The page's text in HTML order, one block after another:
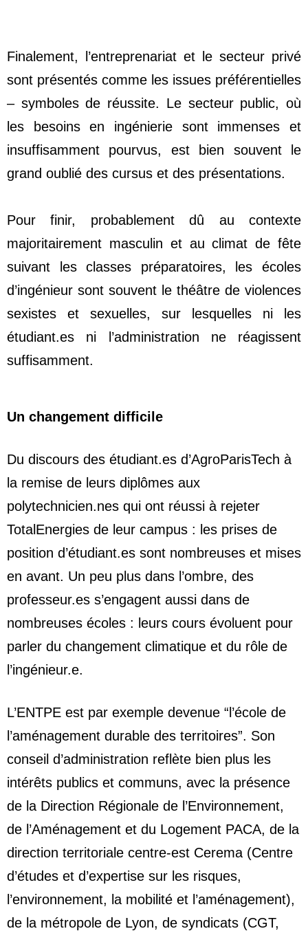
Finalement, l’entreprenariat et le secteur privé
sont présentés comme les issues préférentielles
– symboles de réussite. Le secteur public, où
les besoins en ingénierie sont immenses et
insuffisamment pourvus, est bien souvent le
grand oublié des cursus et des présentations.
Pour finir, probablement dû au contexte
majoritairement masculin et au climat de fête
suivant les classes préparatoires, les écoles
d’ingénieur sont souvent le théâtre de violences
sexistes et sexuelles, sur lesquelles ni les
étudiant.es ni l’administration ne réagissent
suffisamment.
Un changement difficile
Du discours des étudiant.es d’AgroParisTech à
la remise de leurs diplômes aux
polytechnicien.nes qui ont réussi à rejeter
TotalEnergies de leur campus : les prises de
position d’étudiant.es sont nombreuses et mises
en avant. Un peu plus dans l’ombre, des
professeur.es s’engagent aussi dans de
nombreuses écoles : leurs cours évoluent pour
parler du changement climatique et du rôle de
l’ingénieur.e.
L’ENTPE est par exemple devenue “l’école de
l’aménagement durable des territoires”. Son
conseil d’administration reflète bien plus les
intérêts publics et communs, avec la présence
de la Direction Régionale de l’Environnement,
de l’Aménagement et du Logement PACA, de la
direction territoriale centre-est Cerema (Centre
d’études et d’expertise sur les risques,
l’environnement, la mobilité et l’aménagement),
de la métropole de Lyon, de syndicats (CGT,